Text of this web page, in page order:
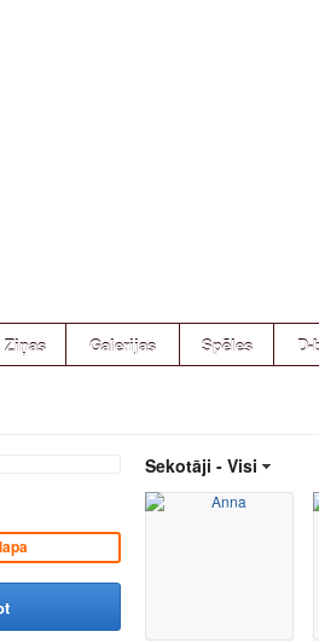
Ziņas Galerijas Spēles
Sekotāji - Visi